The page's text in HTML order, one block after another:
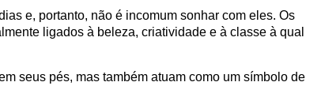
e, portanto, não é incomum sonhar com eles. Os
ligados à beleza, criatividade e à classe à qual
seus pés, mas também atuam como um símbolo de